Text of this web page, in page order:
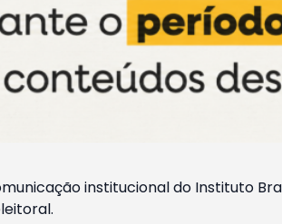
institucional do Instituto